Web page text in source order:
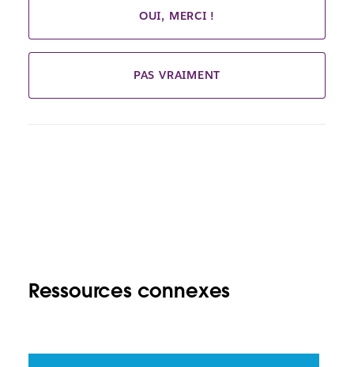
OUI, MERCI !
PAS VRAIMENT
Ressources connexes